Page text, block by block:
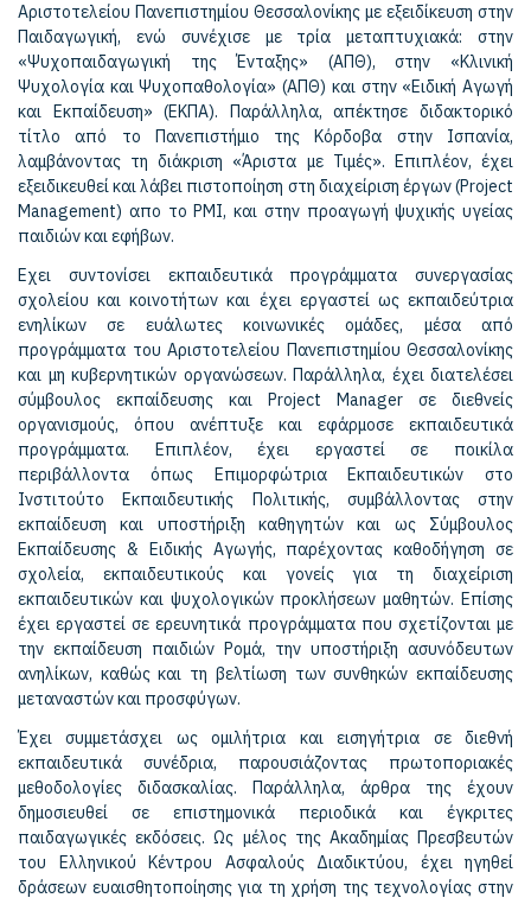
Αριστοτελείου Πανεπιστημίου Θεσσαλονίκης με εξειδίκευση στην
Παιδαγωγική, ενώ συνέχισε με τρία μεταπτυχιακά: στην
«Ψυχοπαιδαγωγική της Ένταξης» (ΑΠΘ), στην «Κλινική
Ψυχολογία και Ψυχοπαθολογία» (ΑΠΘ) και στην «Ειδική Αγωγή
και Εκπαίδευση» (ΕΚΠΑ). Παράλληλα, απέκτησε διδακτορικό
τίτλο από το Πανεπιστήμιο της Κόρδοβα στην Ισπανία,
λαμβάνοντας τη διάκριση «Άριστα με Τιμές». Επιπλέον, έχει
εξειδικευθεί και λάβει πιστοποίηση στη διαχείριση έργων (Project
Management) απο το PMI, και στην προαγωγή ψυχικής υγείας
παιδιών και εφήβων.
Εχει συντονίσει εκπαιδευτικά προγράμματα συνεργασίας
σχολείου και κοινοτήτων και έχει εργαστεί ως εκπαιδεύτρια
ενηλίκων σε ευάλωτες κοινωνικές ομάδες, μέσα από
προγράμματα του Αριστοτελείου Πανεπιστημίου Θεσσαλονίκης
και μη κυβερνητικών οργανώσεων. Παράλληλα, έχει διατελέσει
σύμβουλος εκπαίδευσης και Project Manager σε διεθνείς
οργανισμούς, όπου ανέπτυξε και εφάρμοσε εκπαιδευτικά
προγράμματα. Επιπλέον, έχει εργαστεί σε ποικίλα
περιβάλλοντα όπως Επιμορφώτρια Εκπαιδευτικών στο
Ινστιτούτο Εκπαιδευτικής Πολιτικής, συμβάλλοντας στην
εκπαίδευση και υποστήριξη καθηγητών και ως Σύμβουλος
Εκπαίδευσης & Ειδικής Αγωγής, παρέχοντας καθοδήγηση σε
σχολεία, εκπαιδευτικούς και γονείς για τη διαχείριση
εκπαιδευτικών και ψυχολογικών προκλήσεων μαθητών. Επίσης
έχει εργαστεί σε ερευνητικά προγράμματα που σχετίζονται με
την εκπαίδευση παιδιών Ρομά, την υποστήριξη ασυνόδευτων
ανηλίκων, καθώς και τη βελτίωση των συνθηκών εκπαίδευσης
μεταναστών και προσφύγων.
Έχει συμμετάσχει ως ομιλήτρια και εισηγήτρια σε διεθνή
εκπαιδευτικά συνέδρια, παρουσιάζοντας πρωτοποριακές
μεθοδολογίες διδασκαλίας. Παράλληλα, άρθρα της έχουν
δημοσιευθεί σε επιστημονικά περιοδικά και έγκριτες
παιδαγωγικές εκδόσεις. Ως μέλος της Ακαδημίας Πρεσβευτών
του Ελληνικού Κέντρου Ασφαλούς Διαδικτύου, έχει ηγηθεί
δράσεων ευαισθητοποίησης για τη χρήση της τεχνολογίας στην